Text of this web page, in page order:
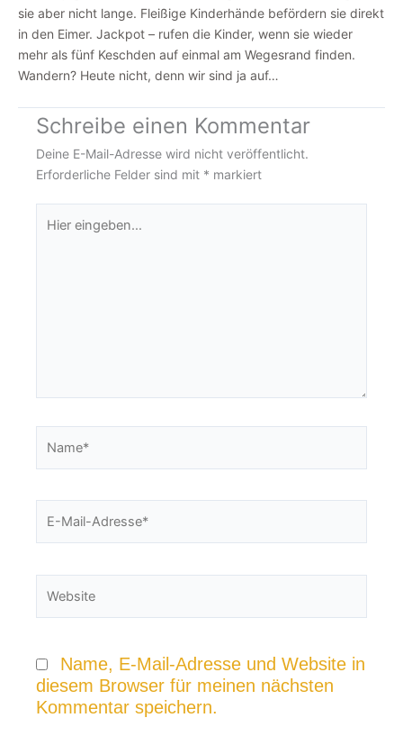
sie aber nicht lange. Fleißige Kinderhände befördern sie direkt
in den Eimer. Jackpot – rufen die Kinder, wenn sie wieder
mehr als fünf Keschden auf einmal am Wegesrand finden.
Wandern? Heute nicht, denn wir sind ja auf…
Schreibe einen Kommentar
Deine E-Mail-Adresse wird nicht veröffentlicht.
Erforderliche Felder sind mit * markiert
eingeben…
Mail-
Name, E-Mail-Adresse und Website in
diesem Browser für meinen nächsten
Kommentar speichern.